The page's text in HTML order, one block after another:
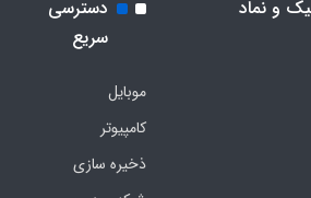
و نماد
دسترسی
سریع
موبایل
کامپیوتر
ذخیره سازی